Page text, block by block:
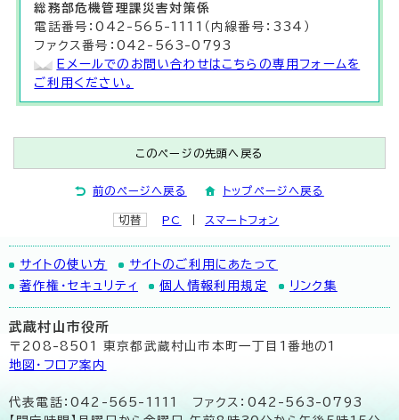
総務部危機管理課 災害対策係
電話番号：042-565-1111（内線番号：334）
ファクス番号：042-563-0793
Eメールでのお問い合わせはこちらの専用フォームを
ご利用ください。
このページの先頭へ戻る
前のページへ戻る トップページへ戻る
切替 PC スマートフォン
サイトの使い方
サイトのご利用にあたって
著作権・セキュリティ
個人情報利用規定 リンク集
武蔵村山市役所
〒208-8501 東京都武蔵村山市本町一丁目1番地の1
地図･フロア案内
代表電話：042-565-1111 ファクス：042-563-0793